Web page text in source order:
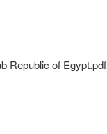
Republic of Egypt.pdf